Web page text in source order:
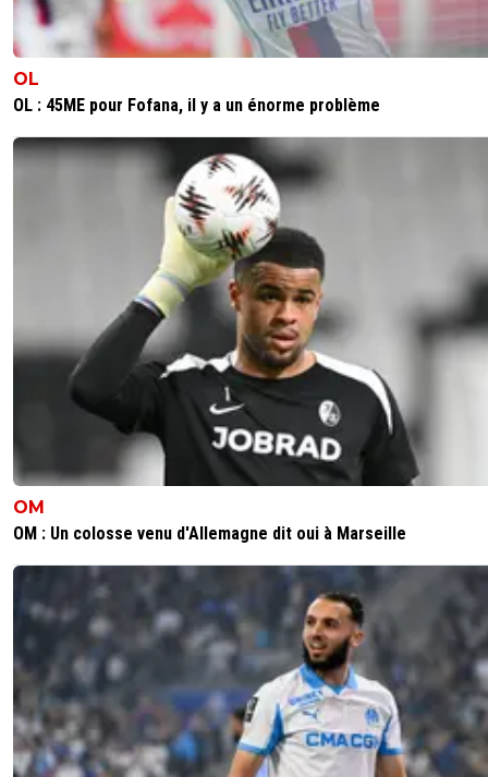
OL
OL : 45ME pour Fofana, il y a un énorme problème
OM
OM : Un colosse venu d'Allemagne dit oui à Marseille